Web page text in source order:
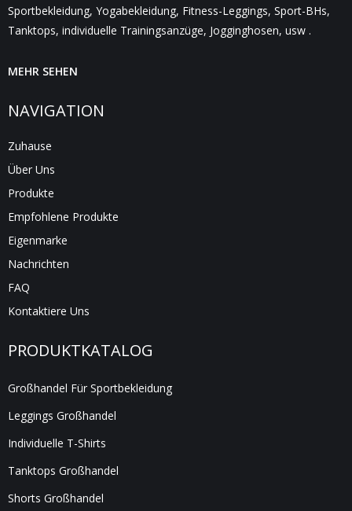
Sportbekleidung, Yogabekleidung, Fitness-Leggings, Sport-BHs,
Tanktops, individuelle Trainingsanzüge, Jogginghosen, usw .
MEHR SEHEN
NAVIGATION
Zuhause
Über Uns
Produkte
Empfohlene Produkte
Eigenmarke
Nachrichten
FAQ
Kontaktiere Uns
PRODUKTKATALOG
Großhandel Für Sportbekleidung
Leggings Großhandel
Individuelle T-Shirts
Tanktops Großhandel
Shorts Großhandel